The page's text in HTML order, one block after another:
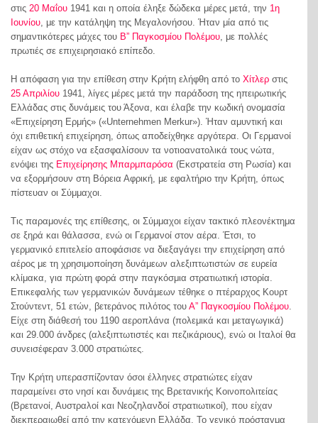
στις 20 Μαΐου 1941 και η οποία έληξε δώδεκα μέρες μετά, την 1η
Ιουνίου, με την κατάληψη της Μεγαλονήσου. Ήταν μία από τις
σημαντικότερες μάχες του Β” Παγκοσμίου Πολέμου, με πολλές
πρωτιές σε επιχειρησιακό επίπεδο.
Η απόφαση για την επίθεση στην Κρήτη ελήφθη από το Χίτλερ στις
25 Απριλίου 1941, λίγες μέρες μετά την παράδοση της ηπειρωτικής
Ελλάδας στις δυνάμεις του Άξονα, και έλαβε την κωδική ονομασία
«Επιχείρηση Ερμής» («Unternehmen Merkur»). Ήταν αμυντική και
όχι επιθετική επιχείρηση, όπως αποδείχθηκε αργότερα. Οι Γερμανοί
είχαν ως στόχο να εξασφαλίσουν τα νοτιοανατολικά τους νώτα,
ενόψει της Επιχείρησης Μπαρμπαρόσα (Εκστρατεία στη Ρωσία) και
να εξορμήσουν στη Βόρεια Αφρική, με εφαλτήριο την Κρήτη, όπως
πίστευαν οι Σύμμαχοι.
Τις παραμονές της επίθεσης, οι Σύμμαχοι είχαν τακτικό πλεονέκτημα
σε ξηρά και θάλασσα, ενώ οι Γερμανοί στον αέρα. Έτσι, το
γερμανικό επιτελείο αποφάσισε να διεξαγάγει την επιχείρηση από
αέρος με τη χρησιμοποίηση δυνάμεων αλεξιπτωτιστών σε ευρεία
κλίμακα, για πρώτη φορά στην παγκόσμια στρατιωτική ιστορία.
Επικεφαλής των γερμανικών δυνάμεων τέθηκε ο πτέραρχος Κουρτ
Στούντεντ, 51 ετών, βετεράνος πιλότος του Α” Παγκοσμίου Πολέμου.
Είχε στη διάθεσή του 1190 αεροπλάνα (πολεμικά και μεταγωγικά)
και 29.000 άνδρες (αλεξιπτωτιστές και πεζικάριους), ενώ οι Ιταλοί θα
συνεισέφεραν 3.000 στρατιώτες.
Την Κρήτη υπερασπίζονταν όσοι έλληνες στρατιώτες είχαν
παραμείνει στο νησί και δυνάμεις της Βρετανικής Κοινοπολιτείας
(Βρετανοί, Αυστραλοί και Νεοζηλανδοί στρατιωτικοί), που είχαν
διεκπεραιωθεί από την κατεχόμενη Ελλάδα. Το γενικό πρόσταγμα